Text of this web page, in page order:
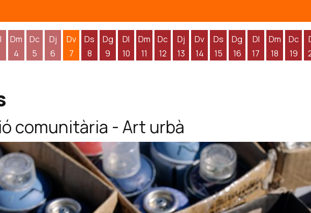
Dm
4
Dc
5
Dj
6
Dv
7
Ds
8
Dg
9
Dl
10
Dm
11
Dc
12
Dj
13
Dv
14
Ds
15
Dg
16
Dl
17
Dm
18
Dc
19
comunitària - Art urbà